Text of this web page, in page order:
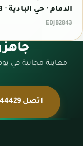
الدمام · حي البادية · 32243
EDJB2843
معاينة مجانية في
اتصل 0536744429